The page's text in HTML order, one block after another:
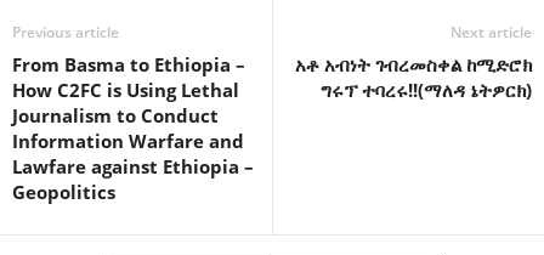
Previous article
From Basma to Ethiopia –
How C2FC is Using Lethal
Journalism to Conduct
Information Warfare and
Lawfare against Ethiopia –
Geopolitics
Next article
አቶ አብነት ገብረመስቀል ከሚድሮክ
ግሩፕ ተባረሩ!!(ማለዳ ኔትዎርክ)